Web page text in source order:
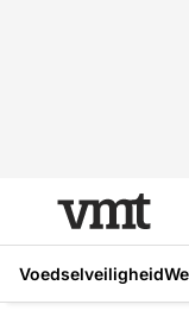
Voedselveiligheid